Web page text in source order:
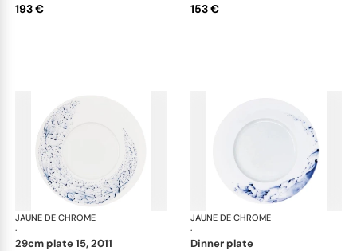
193 € 153 €
JAUNE DE CHROME
·
Blue Impression
29cm plate 15, 2011
JAUNE DE CHROME
·
dinner plate